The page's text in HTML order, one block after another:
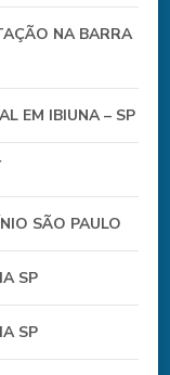
NA BARRA
EM IBIUNA – SP
SÃO PAULO
SP
SP